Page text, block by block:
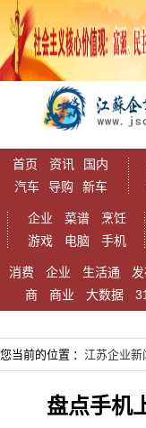
首页 资讯
国内
汽车
导购 新车
企业 菜谱
烹饪
游戏
电脑 手机
消费 企业 生活通
商
商业 大数据
您当前的位置 ： 江苏企业新
盘点手机